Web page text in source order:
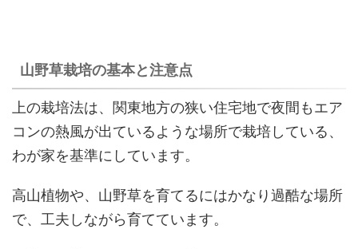
山野草栽培の基本と注意点
上の栽培法は、関東地方の狭い住宅地で夜間もエア
コンの熱風が出ているような場所で栽培している、
わが家を基準にしています。
高山植物や、山野草を育てるにはかなり過酷な場所
で、工夫しながら育てています。